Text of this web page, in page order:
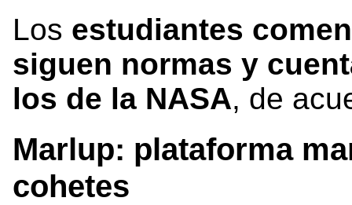
Los estudiantes
siguen normas y
los de la NASA, de
Marlup: plataforma
cohetes